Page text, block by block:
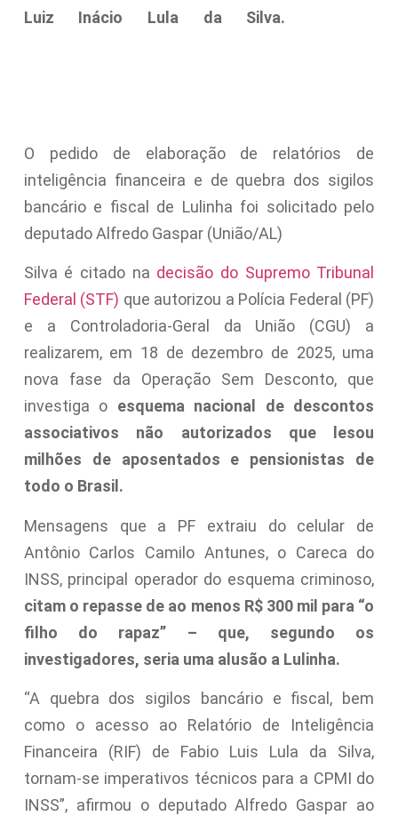
Luiz Inácio Lula da Silva.
O pedido de elaboração de relatórios de
inteligência financeira e de quebra dos sigilos
bancário e fiscal de Lulinha foi solicitado pelo
deputado Alfredo Gaspar (União/AL)
Silva é citado na decisão do Supremo Tribunal
Federal (STF) que autorizou a Polícia Federal (PF)
e a Controladoria-Geral da União (CGU) a
realizarem, em 18 de dezembro de 2025, uma
nova fase da Operação Sem Desconto, que
investiga o esquema nacional de descontos
associativos não autorizados que lesou
milhões de aposentados e pensionistas de
todo o Brasil.
Mensagens que a PF extraiu do celular de
Antônio Carlos Camilo Antunes, o Careca do
INSS, principal operador do esquema criminoso,
citam o repasse de ao menos R$ 300 mil para “o
filho do rapaz” – que, segundo os
investigadores, seria uma alusão a Lulinha.
“A quebra dos sigilos bancário e fiscal, bem
como o acesso ao Relatório de Inteligência
Financeira (RIF) de Fabio Luis Lula da Silva,
tornam-se imperativos técnicos para a CPMI do
INSS”, afirmou o deputado Alfredo Gaspar ao